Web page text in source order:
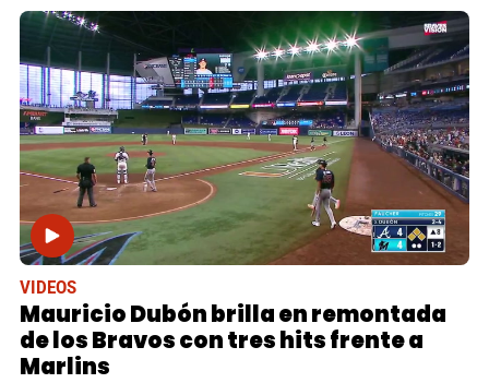
VIDEOS
Mauricio Dubón brilla en remontada
de los Bravos con tres hits frente a
Marlins